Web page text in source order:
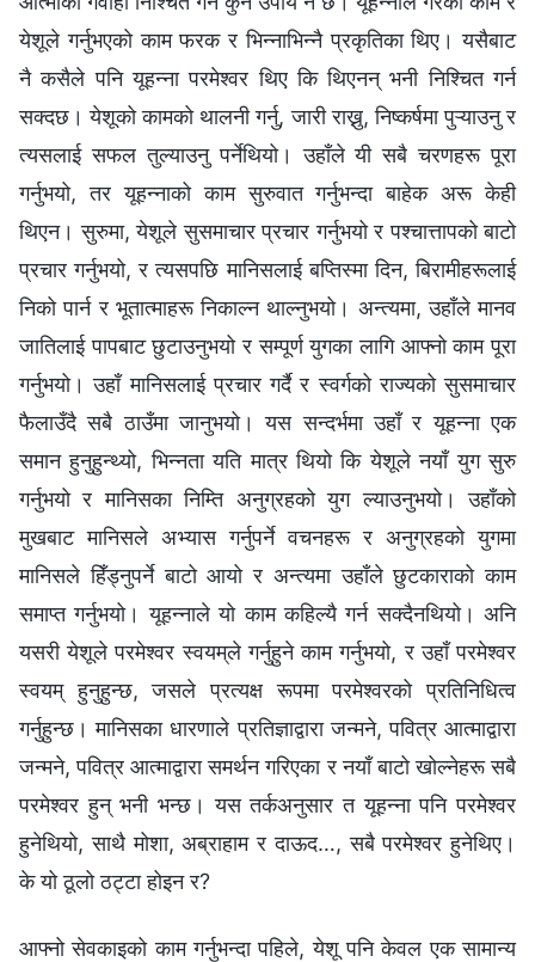
येशूले गर्नुभएको काम फरक र भिन्नाभिन्नै प्रकृतिका थिए। यसैबाट
नै कसैले पनि यूहन्ना परमेश्‍वर थिए कि थिएनन् भनी निश्चित गर्न
सक्दछ। येशूको कामको थालनी गर्नु, जारी राख्नु, निष्कर्षमा पुऱ्याउनु र
त्यसलाई सफल तुल्याउनु पर्नेथियो। उहाँले यी सबै चरणहरू पूरा
गर्नुभयो, तर यूहन्नाको काम सुरुवात गर्नुभन्दा बाहेक अरू केही
थिएन। सुरुमा, येशूले सुसमाचार प्रचार गर्नुभयो र पश्चात्तापको बाटो
प्रचार गर्नुभयो, र त्यसपछि मानिसलाई बप्तिस्मा दिन, बिरामीहरूलाई
निको पार्न र भूतात्माहरू निकाल्न थाल्नुभयो। अन्त्यमा, उहाँले मानव
जातिलाई पापबाट छुटाउनुभयो र सम्पूर्ण युगका लागि आफ्नो काम पूरा
गर्नुभयो। उहाँ मानिसलाई प्रचार गर्दै र स्वर्गको राज्यको सुसमाचार
फैलाउँदै सबै ठाउँमा जानुभयो। यस सन्दर्भमा उहाँ र यूहन्ना एक
समान हुनुहुन्थ्यो, भिन्नता यति मात्र थियो कि येशूले नयाँ युग सुरु
गर्नुभयो र मानिसका निम्ति अनुग्रहको युग ल्याउनुभयो। उहाँको
मुखबाट मानिसले अभ्यास गर्नुपर्ने वचनहरू र अनुग्रहको युगमा
मानिसले हिँड्नुपर्ने बाटो आयो र अन्त्यमा उहाँले छुटकाराको काम
समाप्त गर्नुभयो। यूहन्नाले यो काम कहिल्यै गर्न सक्दैनथियो। अनि
यसरी येशूले परमेश्‍वर स्वयम्‌ले गर्नुहुने काम गर्नुभयो, र उहाँ परमेश्‍वर
स्‍वयम्‌ हुनुहुन्छ, जसले प्रत्यक्ष रूपमा परमेश्‍वरको प्रतिनिधित्व
गर्नुहुन्छ। मानिसका धारणाले प्रतिज्ञाद्वारा जन्मने, पवित्र आत्माद्वारा
जन्मने, पवित्र आत्माद्वारा समर्थन गरिएका र नयाँ बाटो खोल्नेहरू सबै
परमेश्‍वर हुन् भनी भन्छ। यस तर्कअनुसार त यूहन्ना पनि परमेश्‍वर
हुनेथियो, साथै मोशा, अब्राहाम र दाऊद…, सबै परमेश्‍वर हुनेथिए।
के यो ठूलो ठट्टा होइन र?
आफ्नो सेवकाइको काम गर्नुभन्दा पहिले, येशू पनि केवल एक सामान्य